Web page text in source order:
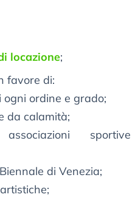
locazione;
favore di:
ordine e grado;
da calamità;
sportive
di Venezia;